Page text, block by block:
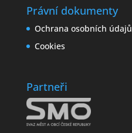
Právní dokumenty
Ochrana osobních údajů
Cookies
Partneři